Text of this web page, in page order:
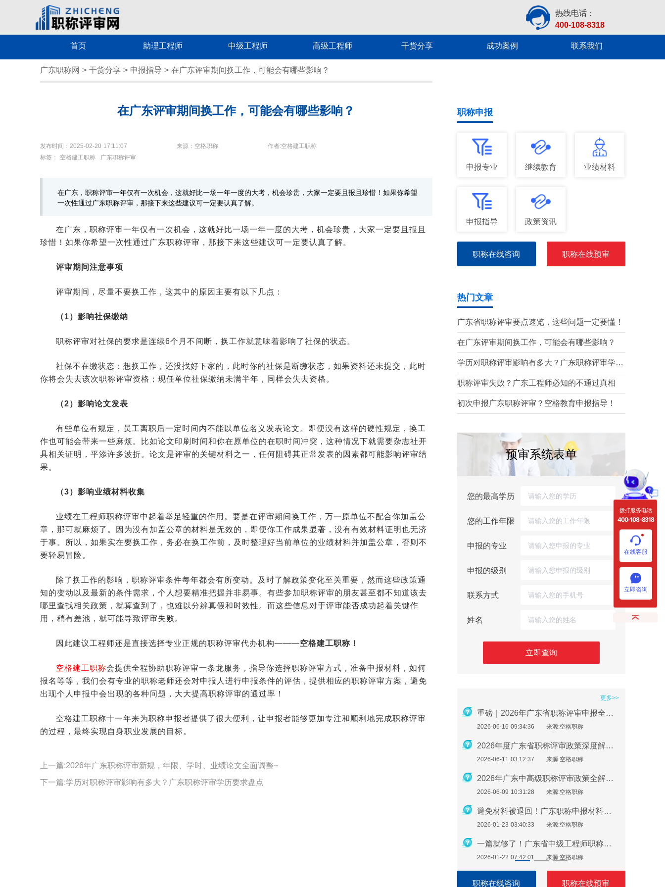
热线电话：
400-108-8318
首页 助理工程师 中级工程师 高级工程师 干货分享 成功案例 联系我们
广东职称网 > 干货分享 > 申报指导 > 在广东评审期间换工作，可能会有哪些影响？
在广东评审期间换工作，可能会有哪些影响？
发布时间：2025-02-20 17:11:07 来源：空格职称
作者:空格建工职称
标签：
空格建工职称 广东职称评审
在广东，职称评审一年仅有一次机会，这就好比一场一年一度的大考，机会珍贵，大家一定要且报且珍惜！如果你希望
一次性通过广东职称评审，那接下来这些建议可一定要认真了解。
在广东，职称评审一年仅有一次机会，这就好比一场一年一度的大考，机会珍贵，大家一定要且报且
珍惜！如果你希望一次性通过广东职称评审，那接下来这些建议可一定要认真了解。
评审期间注意事项
评审期间，尽量不要换工作，这其中的原因主要有以下几点：
（1）影响社保缴纳
职称评审对社保的要求是连续6个月不间断，换工作就意味着影响了社保的状态。
社保不在缴状态：想换工作，还没找好下家的，此时你的社保是断缴状态，如果资料还未提交，此时
你将会失去该次职称评审资格；现任单位社保缴纳未满半年，同样会失去资格。
（2）影响论文发表
有些单位有规定，员工离职后一定时间内不能以单位名义发表论文。即便没有这样的硬性规定，换工
作也可能会带来一些麻烦。比如论文印刷时间和你在原单位的在职时间冲突，这种情况下就需要杂志社开
具相关证明，平添许多波折。论文是评审的关键材料之一，任何阻碍其正常发表的因素都可能影响评审结
果。
（3）影响业绩材料收集
业绩在工程师职称评审中起着举足轻重的作用。要是在评审期间换工作，万一原单位不配合你加盖公
章，那可就麻烦了。因为没有加盖公章的材料是无效的，即便你工作成果显著，没有有效材料证明也无济
于事。所以，如果实在要换工作，务必在换工作前，及时整理好当前单位的业绩材料并加盖公章，否则不
要轻易冒险。
除了换工作的影响，职称评审条件每年都会有所变动。及时了解政策变化至关重要，然而这些政策通
知的变动以及最新的条件需求，个人想要精准把握并非易事。有些参加职称评审的朋友甚至都不知道该去
哪里查找相关政策，就算查到了，也难以分辨真假和时效性。而这些信息对于评审能否成功起着关键作
用，稍有差池，就可能导致评审失败。
因此建议工程师还是直接选择专业正规的职称评审代办机构———空格建工职称！
空格建工职称会提供全程协助职称评审一条龙服务，指导你选择职称评审方式，准备申报材料，如何
报名等等，我们会有专业的职称老师还会对申报人进行申报条件的评估，提供相应的职称评审方案，避免
出现个人申报中会出现的各种问题，大大提高职称评审的通过率！
空格建工职称十一年来为职称申报者提供了很大便利，让申报者能够更加专注和顺利地完成职称评审
的过程，最终实现自身职业发展的目标。
上一篇:2026年广东职称评审新规，年限、学时、业绩论文全面调整~
下一篇:学历对职称评审影响有多大？广东职称评审学历要求盘点
职称申报
申报专业 继续教育 业绩材料
申报指导 政策资讯
职称在线咨询 职称在线预审
热门文章
广东省职称评审要点速览，这些问题一定要懂！
在广东评审期间换工作，可能会有哪些影响？
学历对职称评审影响有多大？广东职称评审学历
要求盘点
职称评审失败？广东工程师必知的不通过真相
初次申报广东职称评审？空格教育申报指导！
预审系统表单
您的最高学历
您的工作年限
申报的专业
申报的级别
联系方式
姓名
立即查询
更多>>
重磅｜2026年广东省职称评审申报全流程指南
2026-06-16 09:34:36 来源:空格职称
2026年度广东省职称评审政策深度解析：申报条件、时间规划与避坑指南
2026-06-11 03:12:37 来源:空格职称
2026年广东中高级职称评审政策全解析：条件、流程与实操指南
2026-06-09 10:31:28 来源:空格职称
避免材料被退回！广东职称申报材料指南（2026最新版）
2026-01-23 03:40:33 来源:空格职称
一篇就够了！广东省中级工程师职称评定需要准备哪些材料？
2026-01-22 07:42:01 来源:空格职称
职称在线咨询 职称在线预审
拨打服务电话
400-108-8318
在线客服
立即咨询